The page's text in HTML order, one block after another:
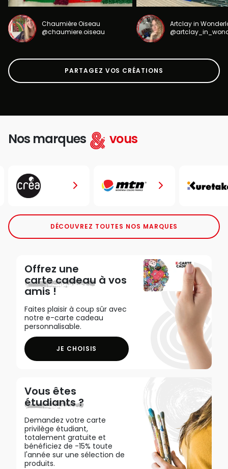
Chaumière Oiseau
@chaumiere.oiseau
Artclay in
PARTAGEZ VOS CRÉATIONS
Nos marques vous
DÉCOUVREZ TOUTES NOS MARQUES
Offrez une
carte cadeau à vos
amis !
Faites plaisir à coup sûr avec
notre e-carte cadeau
personnalisable.
JE CHOISIS
Vous êtes
étudiants ?
Demandez votre carte
privilège étudiant,
totalement gratuite et
bénéficiez de -15% toute
l'année sur une sélection de
produits.